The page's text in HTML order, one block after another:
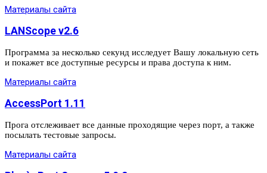
Материалы сайта
LANScope v2.6
Программа за несколько секунд исследует Вашу локальную сеть
и покажет все доступные ресурсы и права доступа к ним.
Материалы сайта
AccessPort 1.11
Прога отслеживает все данные проходящие через порт, а также
посылать тестовые запросы.
Материалы сайта